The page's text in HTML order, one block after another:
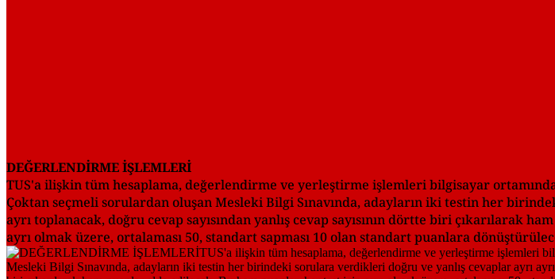
DEĞERLENDİRME İŞLEMLERİ
TUS'a ilişkin tüm hesaplama, değerlendirme ve yerleştirme işlemleri bilgisayar
Çoktan seçmeli sorulardan oluşan Mesleki Bilgi Sınavında, adayların iki testin her
ayrı toplanacak, doğru cevap sayısından yanlış cevap sayısının dörtte biri çıkarılarak
ayrı olmak üzere, ortalaması 50, standart sapması 10 olan standart puanlara